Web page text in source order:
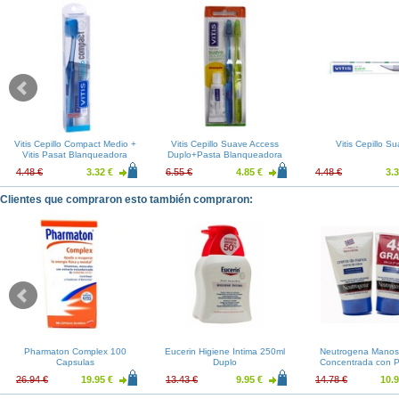
Vitis Cepillo Compact Medio +
Vitis Pasat Blanqueadora
4.48 € 3.32 €
Vitis Cepillo Suave Access
Duplo+Pasta Blanqueadora
6.55 € 4.85 €
Vitis Cepillo
4.48 €
Clientes que compraron esto también compraron:
Pharmaton Complex 100
Capsulas
26.94 € 19.95 €
Eucerin Higiene Intima 250ml
Duplo
13.43 € 9.95 €
Neutrogena
Concentrada con
14.78 €